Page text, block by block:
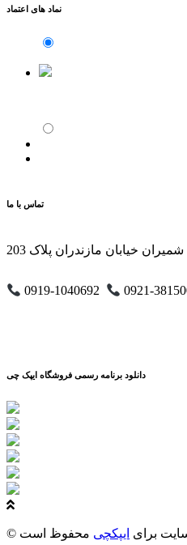
نماد های اعتماد
تماس با ما
خیابان مازندران پلاک 203
0919-1040692 0921-
دانلود برنامه رسمی فروشگاه ایپک چی
برای ایپکچی